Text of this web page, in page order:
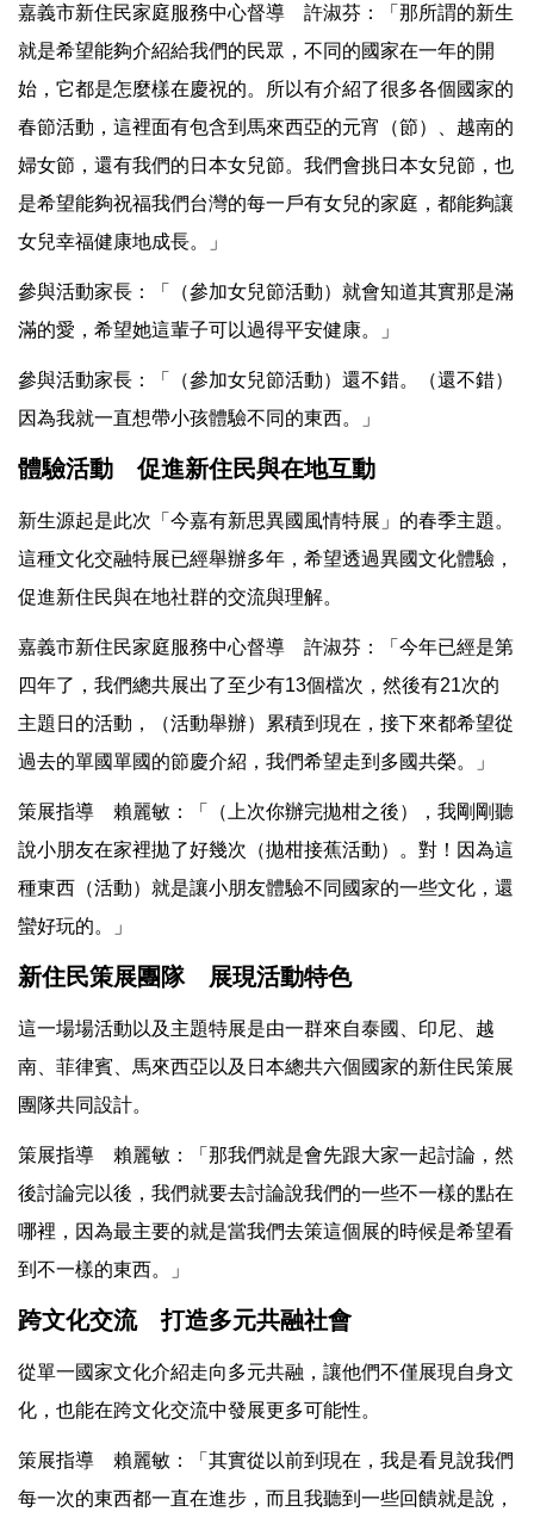
嘉義市新住民家庭服務中心督導 許淑芬：「那所謂的新生
就是希望能夠介紹給我們的民眾，不同的國家在一年的開
始，它都是怎麼樣在慶祝的。所以有介紹了很多各個國家的
春節活動，這裡面有包含到馬來西亞的元宵（節）、越南的
婦女節，還有我們的日本女兒節。我們會挑日本女兒節，也
是希望能夠祝福我們台灣的每一戶有女兒的家庭，都能夠讓
女兒幸福健康地成長。」
參與活動家長：「（參加女兒節活動）就會知道其實那是滿
滿的愛，希望她這輩子可以過得平安健康。」
參與活動家長：「（參加女兒節活動）還不錯。（還不錯）
因為我就一直想帶小孩體驗不同的東西。」
體驗活動 促進新住民與在地互動
新生源起是此次「今嘉有新思異國風情特展」的春季主題。
這種文化交融特展已經舉辦多年，希望透過異國文化體驗，
促進新住民與在地社群的交流與理解。
嘉義市新住民家庭服務中心督導 許淑芬：「今年已經是第
四年了，我們總共展出了至少有13個檔次，然後有21次的
主題日的活動，（活動舉辦）累積到現在，接下來都希望從
過去的單國單國的節慶介紹，我們希望走到多國共榮。」
策展指導 賴麗敏：「（上次你辦完拋柑之後），我剛剛聽
說小朋友在家裡拋了好幾次（拋柑接蕉活動）。對！因為這
種東西（活動）就是讓小朋友體驗不同國家的一些文化，還
蠻好玩的。」
新住民策展團隊 展現活動特色
這一場場活動以及主題特展是由一群來自泰國、印尼、越
南、菲律賓、馬來西亞以及日本總共六個國家的新住民策展
團隊共同設計。
策展指導 賴麗敏：「那我們就是會先跟大家一起討論，然
後討論完以後，我們就要去討論說我們的一些不一樣的點在
哪裡，因為最主要的就是當我們去策這個展的時候是希望看
到不一樣的東西。」
跨文化交流 打造多元共融社會
從單一國家文化介紹走向多元共融，讓他們不僅展現自身文
化，也能在跨文化交流中發展更多可能性。
策展指導 賴麗敏：「其實從以前到現在，我是看見說我們
每一次的東西都一直在進步，而且我聽到一些回饋就是說，